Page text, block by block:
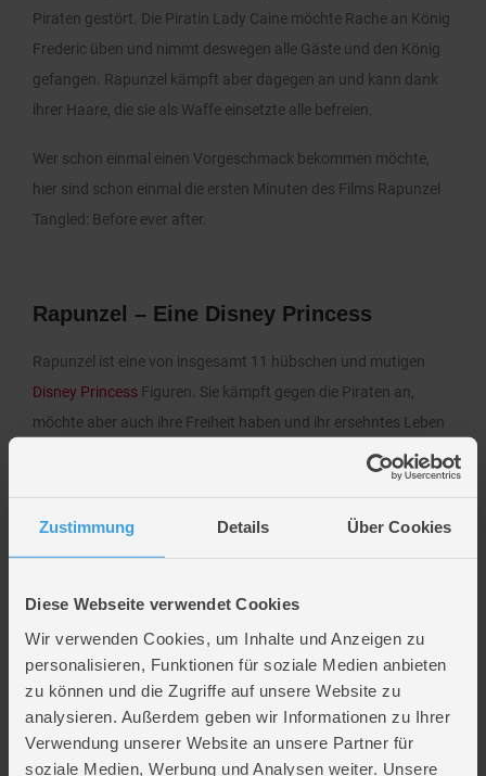
Zustimmung Details Über Cookies
Diese Webseite verwendet Cookies
Wir verwenden Cookies, um Inhalte und Anzeigen zu
personalisieren, Funktionen für soziale Medien anbieten
zu können und die Zugriffe auf unsere Website zu
analysieren. Außerdem geben wir Informationen zu Ihrer
Verwendung unserer Website an unsere Partner für
soziale Medien, Werbung und Analysen weiter. Unsere
Piraten gestört. Die Piratin Lady Caine möchte Rache an König
Frederic üben und nimmt deswegen alle Gäste und den König
gefangen. Rapunzel kämpft aber dagegen an und kann dank
ihrer Haare, die sie als Waffe einsetzte alle befreien.
Wer schon einmal einen Vorgeschmack bekommen möchte,
hier sind schon einmal die ersten Minuten des Films Rapunzel
Tangled: Before ever after.
Rapunzel – Eine Disney Princess
Rapunzel ist eine von insgesamt 11 hübschen und mutigen
Disney Princess Figuren. Sie kämpft gegen die Piraten an,
möchte aber auch ihre Freiheit haben und ihr ersehntes Leben
Da er sich für diesen Namen schämte, verschwieg er ihn.
Eugene ist Rapunzels Herzprinz. Trotz immer wieder
In dem Kurzfilm „Verföhnt, verlobt, verheiratet“ hat Rapunzel
ihre alte brünette Kurzhaarfrisur zurück.
Neben einer einzigartigen Story werden Fans von Rapunzel